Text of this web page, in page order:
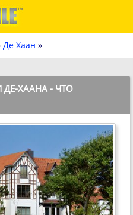
Де Хаан »
ХААНА - ЧТО